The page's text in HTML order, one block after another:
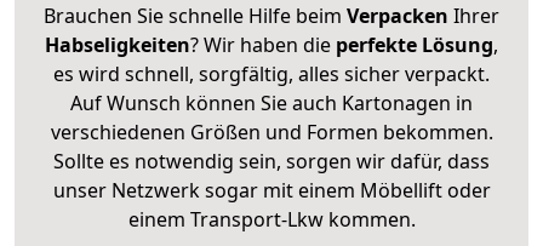
Brauchen Sie schnelle Hilfe beim Verpacken Ihrer
Habseligkeiten? Wir haben die perfekte Lösung,
es wird schnell, sorgfältig, alles sicher verpackt.
Auf Wunsch können Sie auch Kartonagen in
verschiedenen Größen und Formen bekommen.
Sollte es notwendig sein, sorgen wir dafür, dass
unser Netzwerk sogar mit einem Möbellift oder
einem Transport-Lkw kommen.